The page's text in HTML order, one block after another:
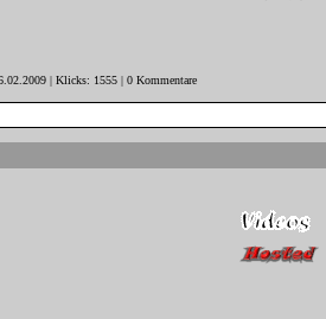
| Klicks: 1555 | 0 Kommentare